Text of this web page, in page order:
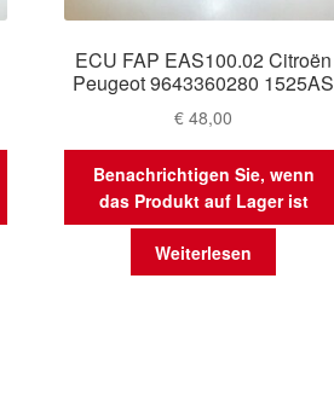
ECU FAP EAS100.02 Citroën
Peugeot 9643360280 1525AS
€ 48,00
Benachrichtigen Sie, wenn
das Produkt auf Lager ist
Weiterlesen